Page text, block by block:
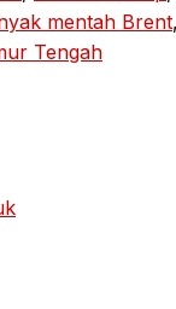
mentah Brent,
Tengah